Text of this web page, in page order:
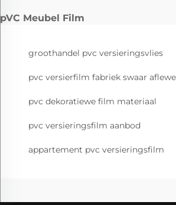
pVC Meubel Film
groothandel pvc versieringsvlies
pvc versierfilm fabriek swaar
pvc dekoratiewe film materiaal
pvc versieringsfilm aanbod
appartement pvc versieringsfilm